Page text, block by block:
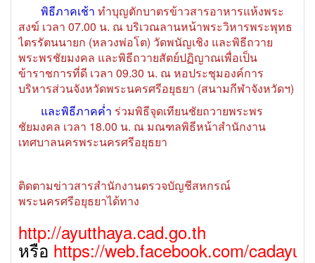
พิธีภาคเช้า ทำบุญตักบาตรข้าวสารอาหารแห้งพระ
สงฆ์ เวลา 07.00 น. ณ บริเวณลานหน้าพระวิหารพระพุทธ
ไตรรัตนนายก (หลวงพ่อโต) วัดพนัญเชิง และพิธีถวาย
พระพรชัยมงคล และพิธีถวายสัตย์ปฏิญาณเพื่อเป็น
ข้าราชการที่ดี เวลา 09.30 น. ณ หอประชุมองค์การ
บริหารส่วนจังหวัดพระนครศรีอยุธยา (สนามกีฬาจังหวัดฯ)
และพิธีภาคค่ำ ร่วมพิธีจุดเทียนชัยถวายพระพร
ชัยมงคล เวลา 18.00 น. ณ มณฑลพิธีหน้าสำนักงาน
เทศบาลนครพระนครศรีอยุธยา
ติดตามข่าวสารสำนักงานตรวจบัญชีสหกรณ์
พระนครศรีอยุธยาได้ทาง
http://ayutthaya.cad.go.th
หรือ https://web.facebook.com/